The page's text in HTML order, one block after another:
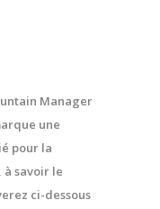
Manager
une
pour la
savoir le
ci-dessous